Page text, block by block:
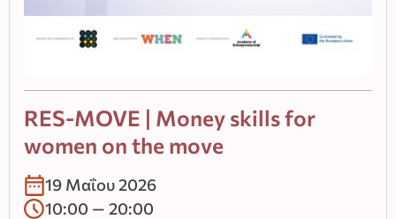
RES-MOVE | Money skills for
women on the move
19 Μαΐου 2026
10:00 — 20:00